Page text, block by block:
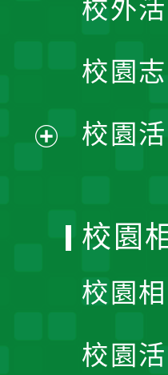
單
校外
校園
校園
校園
校園
校園